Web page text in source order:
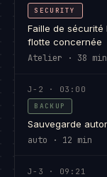
SECURITY
Faille de sécurité
flotte concernée
Atelier · 38 min
J-2 · 03:00
BACKUP
Sauvegarde
auto · 12 min
J-3 · 09:21